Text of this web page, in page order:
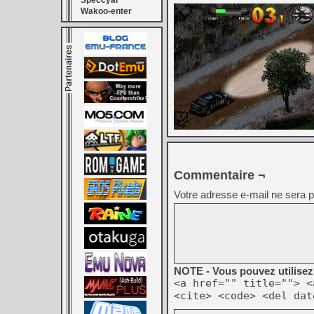
Wakoo-enter
Commentaire ¬
Votre adresse e-mail ne sera
NOTE - Vous pouvez
<a href="" title="">
<cite> <code> <del